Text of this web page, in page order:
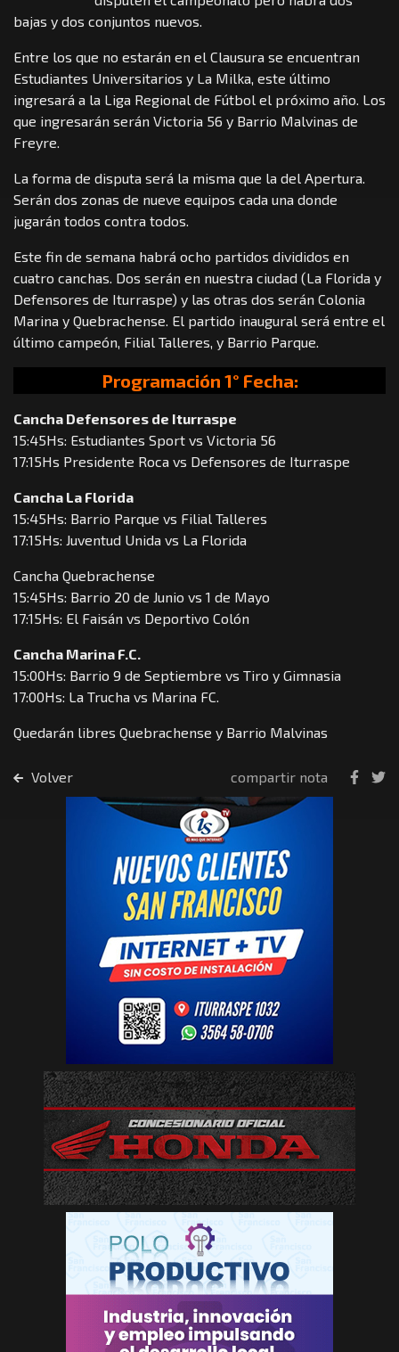
bajas y dos conjuntos nuevos.
Entre los que no estarán en el Clausura se encuentran
Estudiantes Universitarios y La Milka, este último
ingresará a la Liga Regional de Fútbol el próximo año. Los
que ingresarán serán Victoria 56 y Barrio Malvinas de
Freyre.
La forma de disputa será la misma que la del Apertura.
Serán dos zonas de nueve equipos cada una donde
jugarán todos contra todos.
Este fin de semana habrá ocho partidos divididos en
cuatro canchas. Dos serán en nuestra ciudad (La Florida y
Defensores de Iturraspe) y las otras dos serán Colonia
Marina y Quebrachense. El partido inaugural será entre el
último campeón, Filial Talleres, y Barrio Parque.
Programación 1° Fecha:
Cancha Defensores de Iturraspe
15:45Hs: Estudiantes Sport vs Victoria 56
17:15Hs Presidente Roca vs Defensores de Iturraspe
Cancha La Florida
15:45Hs: Barrio Parque vs Filial Talleres
17:15Hs: Juventud Unida vs La Florida
Cancha Quebrachense
15:45Hs: Barrio 20 de Junio vs 1 de Mayo
17:15Hs: El Faisán vs Deportivo Colón
Cancha Marina F.C.
15:00Hs: Barrio 9 de Septiembre vs Tiro y Gimnasia
17:00Hs: La Trucha vs Marina FC.
Quedarán libres Quebrachense y Barrio Malvinas
Volver compartir nota